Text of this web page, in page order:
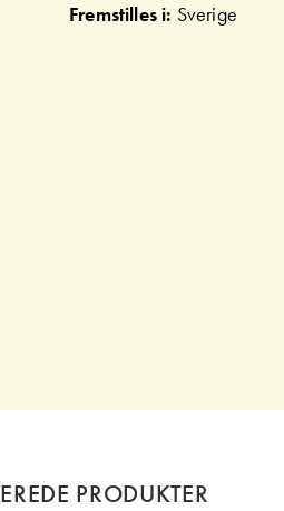
Fremstilles i: Sverige
PRODUKTER